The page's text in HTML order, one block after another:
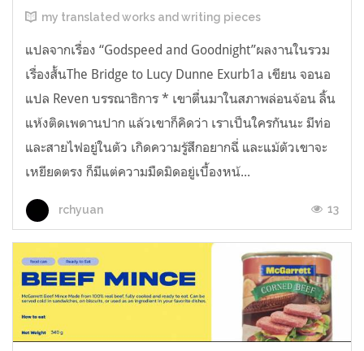
my translated works and writing pieces
แปลจากเรื่อง “Godspeed and Goodnight”ผลงานในรวม
เรื่องสั้นThe Bridge to Lucy Dunne Exurb1a เขียน จอนอ
แปล Reven บรรณาธิการ * เขาตื่นมาในสภาพล่อนจ้อน ลิ้น
แห้งติดเพดานปาก แล้วเขาก็คิดว่า เราเป็นใครกันนะ มีท่อ
และสายไฟอยู่ในตัว เกิดความรู้สึกอยากฉี่ และแม้ตัวเขาจะ
เหยียดตรง ก็มีแต่ความมืดมิดอยู่เบื้องหน้...
rchyuan 13